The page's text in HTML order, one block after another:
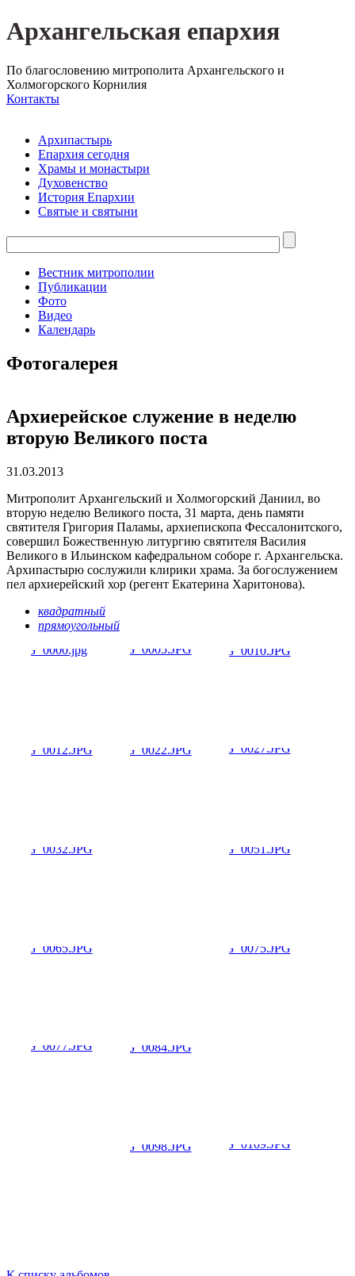
Архангельская епархия
По благословению митрополита Архангельского и
Холмогорского Корнилия
Контакты
Архипастырь
Епархия сегодня
Храмы и монастыри
Духовенство
История Епархии
Святые и святыни
Вестник митрополии
Публикации
Фото
Видео
Календарь
Фотогалерея
Архиерейское служение в неделю
вторую Великого поста
31.03.2013
Митрополит Архангельский и Холмогорский Даниил, во
вторую неделю Великого поста, 31 марта, день памяти
святителя Григория Паламы, архиепископа Фессалонитского,
совершил Божественную литургию святителя Василия
Великого в Ильинском кафедральном соборе г. Архангельска.
Архипастырю сослужили клирики храма. За богослужением
пел архиерейский хор (регент Екатерина Харитонова).
квадратный
прямоугольный